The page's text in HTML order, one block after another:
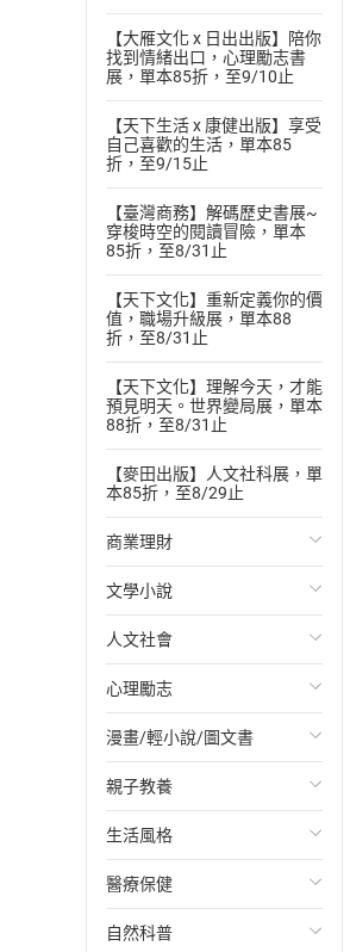
【大雁文化 x 日出出版】陪你
找到情緒出口，心理勵志書
展，單本85折，至9/10止
【天下生活 x 康健出版】享受
自己喜歡的生活，單本85
折，至9/15止
【臺灣商務】解碼歷史書展~
穿梭時空的閱讀冒險，單本
85折，至8/31止
【天下文化】重新定義你的價
值，職場升級展，單本88
折，至8/31止
【天下文化】理解今天，才能
預見明天。世界變局展，單本
88折，至8/31止
【麥田出版】人文社科展，單
本85折，至8/29止
商業理財
投資理財
經濟/趨勢
財務/金融
管理/領導
職場工作術
成功法
行銷/廣告
傳記
文學小說
歐美文學
日本文學
韓國文學
華文文學
經典文學
成長/家庭生活小說
懸疑/推理小說
人文社會
國際關係
政治
社會科學
台灣/中國歷史
日/韓歷史
其他歷史/史學
心理勵志
心靈成長/情緒
人際關係
兩性關係
心理學
漫畫/輕小說/圖文書
輕小說
奇幻/科幻
愛情故事
職場/社會寫實
親子教養
教育現場
兒童文學/故事
兒童科普/學習
生活風格
飲食/食譜
健身/美顏
醫療保健
健康/養生
自然科普